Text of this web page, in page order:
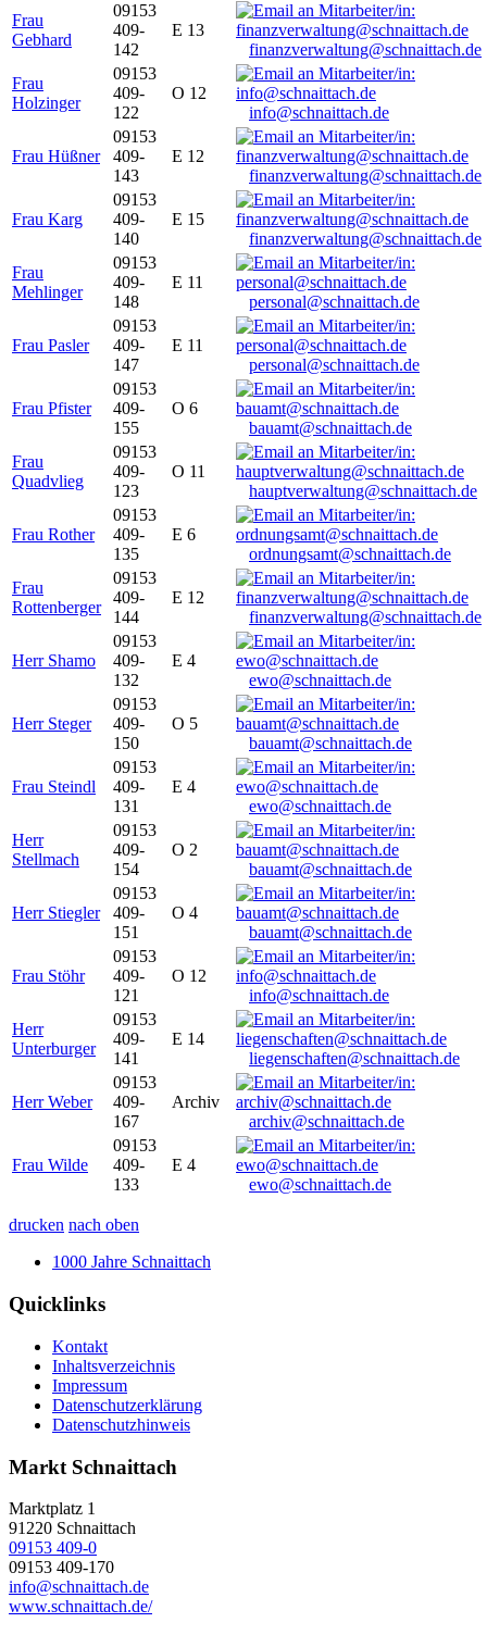
Frau
Gebhard
09153
409-
142
E 13
finanzverwaltung@schnaittach.de
Frau
Holzinger
09153
409-
122
O 12
info@schnaittach.de
Frau Hüßner
09153
409-
143
E 12
finanzverwaltung@schnaittach.de
Frau Karg
09153
409-
140
E 15
finanzverwaltung@schnaittach.de
Frau
Mehlinger
09153
409-
148
E 11
personal@schnaittach.de
Frau Pasler
09153
409-
147
E 11
personal@schnaittach.de
Frau Pfister
09153
409-
155
O 6
bauamt@schnaittach.de
Frau
Quadvlieg
09153
409-
123
O 11
hauptverwaltung@schnaittach.de
Frau Rother
09153
409-
135
E 6
ordnungsamt@schnaittach.de
Frau
Rottenberger
09153
409-
144
E 12
finanzverwaltung@schnaittach.de
Herr Shamo
09153
409-
132
E 4
ewo@schnaittach.de
Herr Steger
09153
409-
150
O 5
bauamt@schnaittach.de
Frau Steindl
09153
409-
131
E 4
ewo@schnaittach.de
Herr
Stellmach
09153
409-
154
O 2
bauamt@schnaittach.de
Herr Stiegler
09153
409-
151
O 4
bauamt@schnaittach.de
Frau Stöhr
09153
409-
121
O 12
info@schnaittach.de
Herr
Unterburger
09153
409-
141
E 14
liegenschaften@schnaittach.de
Herr Weber
09153
409-
167
Archiv
archiv@schnaittach.de
Frau Wilde
09153
409-
133
E 4
ewo@schnaittach.de
drucken nach oben
1000 Jahre Schnaittach
Quicklinks
Kontakt
Inhaltsverzeichnis
Impressum
Datenschutzerklärung
Datenschutzhinweis
Markt Schnaittach
Marktplatz 1
91220 Schnaittach
09153 409-0
09153 409-170
info@schnaittach.de
www.schnaittach.de/